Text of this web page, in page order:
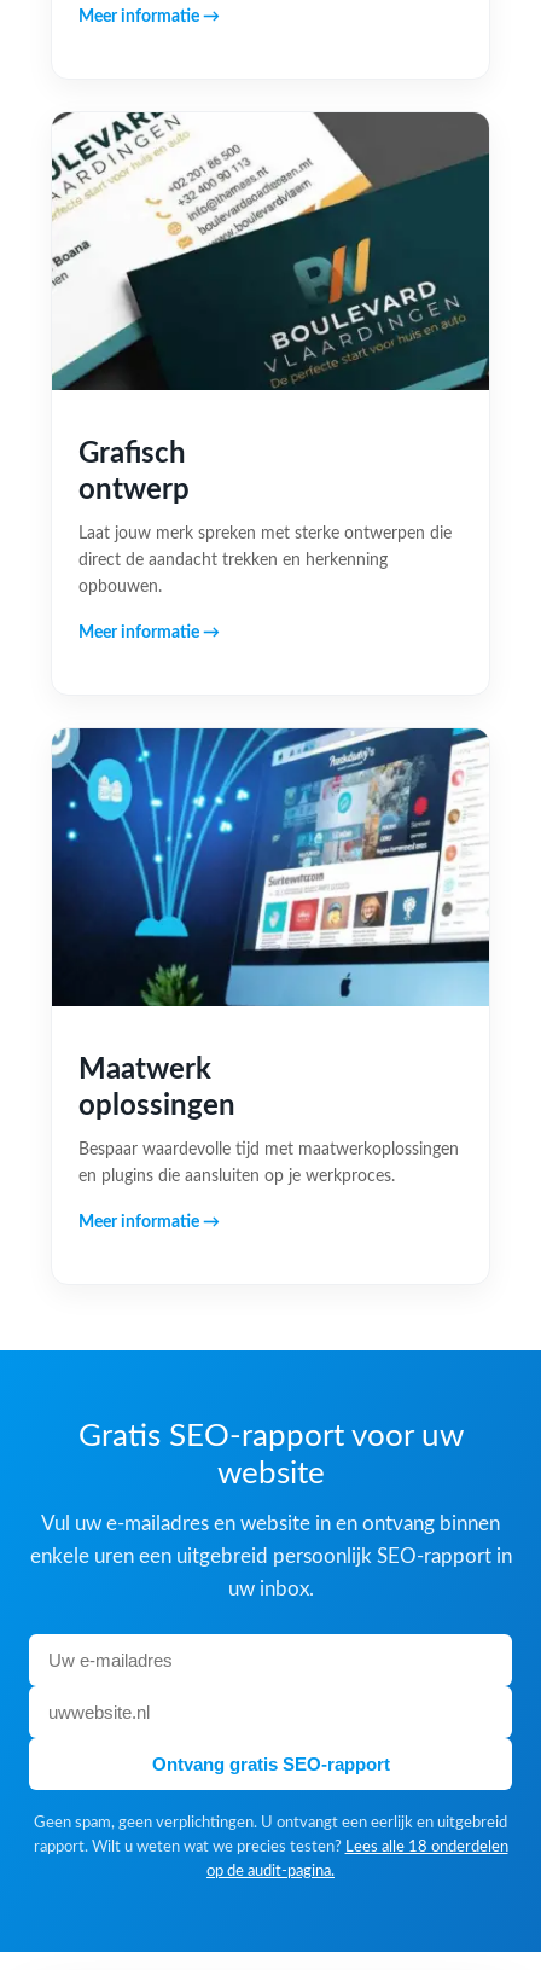
Meer informatie →
Grafisch
ontwerp
Laat jouw merk spreken met sterke ontwerpen die
direct de aandacht trekken en herkenning
opbouwen.
Meer informatie →
Maatwerk
oplossingen
Bespaar waardevolle tijd met maatwerkoplossingen
en plugins die aansluiten op je werkproces.
Meer informatie →
Gratis SEO-rapport voor uw
website
Vul uw e-mailadres en website in en ontvang binnen
enkele uren een uitgebreid persoonlijk SEO-rapport in
uw inbox.
Ontvang gratis SEO-rapport
Geen spam, geen verplichtingen. U ontvangt een eerlijk en uitgebreid
rapport. Wilt u weten wat we precies testen? Lees alle 18 onderdelen
op de audit-pagina.